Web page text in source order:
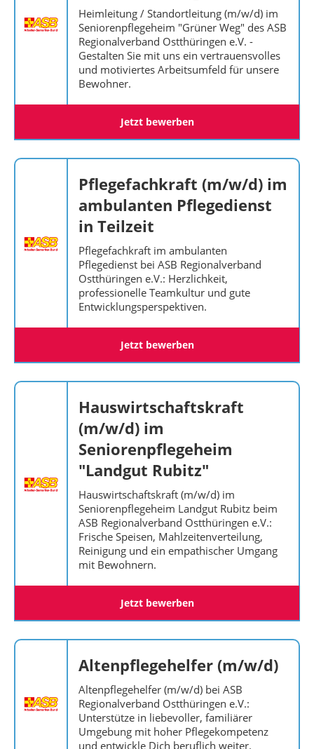
Heimleitung / Standortleitung (m/w/d) im
Seniorenpflegeheim "Grüner Weg" des ASB
Regionalverband Ostthüringen e.V. -
Gestalten Sie mit uns ein vertrauensvolles
und motiviertes Arbeitsumfeld für unsere
Bewohner.
Jetzt bewerben
Pflegefachkraft (m/w/d) im
ambulanten Pflegedienst
in Teilzeit
Pflegefachkraft im ambulanten
Pflegedienst bei ASB Regionalverband
Ostthüringen e.V.: Herzlichkeit,
professionelle Teamkultur und gute
Entwicklungsperspektiven.
Jetzt bewerben
Hauswirtschaftskraft
(m/w/d) im
Seniorenpflegeheim
"Landgut Rubitz"
Hauswirtschaftskraft (m/w/d) im
Seniorenpflegeheim Landgut Rubitz beim
ASB Regionalverband Ostthüringen e.V.:
Frische Speisen, Mahlzeitenverteilung,
Reinigung und ein empathischer Umgang
mit Bewohnern.
Jetzt bewerben
Altenpflegehelfer (m/w/d)
Altenpflegehelfer (m/w/d) bei ASB
Regionalverband Ostthüringen e.V.:
Unterstütze in liebevoller, familiärer
Umgebung mit hoher Pflegekompetenz
und entwickle Dich beruflich weiter.